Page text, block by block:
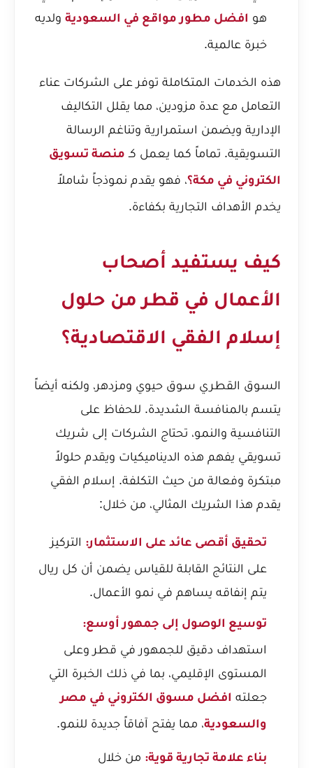
هو افضل مطور مواقع في السعودية ولديه
خبرة عالمية.
هذه الخدمات المتكاملة توفر على الشركات عناء
التعامل مع عدة مزودين، مما يقلل التكاليف
الإدارية ويضمن استمرارية وتناغم الرسالة
التسويقية. تماماً كما يعمل كـ منصة تسويق
الكتروني في مكة؟، فهو يقدم نموذجاً شاملاً
يخدم الأهداف التجارية بكفاءة.
كيف يستفيد أصحاب
الأعمال في قطر من حلول
إسلام الفقي الاقتصادية؟
السوق القطري سوق حيوي ومزدهر، ولكنه أيضاً
يتسم بالمنافسة الشديدة. للحفاظ على
التنافسية والنمو، تحتاج الشركات إلى شريك
تسويقي يفهم هذه الديناميكيات ويقدم حلولاً
مبتكرة وفعالة من حيث التكلفة. إسلام الفقي
يقدم هذا الشريك المثالي، من خلال:
تحقيق أقصى عائد على الاستثمار: التركيز
على النتائج القابلة للقياس يضمن أن كل ريال
يتم إنفاقه يساهم في نمو الأعمال.
توسيع الوصول إلى جمهور أوسع:
استهداف دقيق للجمهور في قطر وعلى
المستوى الإقليمي، بما في ذلك الخبرة التي
جعلته افضل مسوق الكتروني في مصر
والسعودية، مما يفتح آفاقاً جديدة للنمو.
بناء علامة تجارية قوية: من خلال